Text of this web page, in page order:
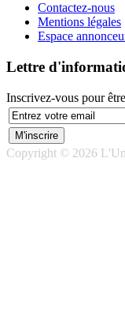
Contactez-nous
Mentions légales
Espace
Lettre
Inscrivez-vous pour
Copyright © 2026